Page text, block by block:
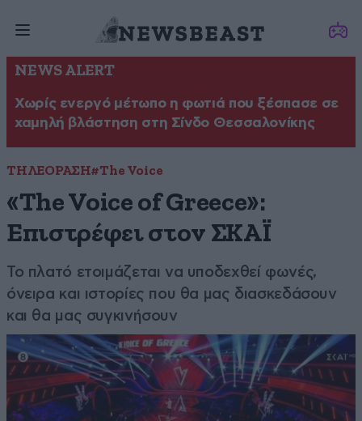
NEWS ALERT
Χωρίς ενεργό μέτωπο η φωτιά που ξέσπασε σε
χαμηλή βλάστηση στη Σίνδο Θεσσαλονίκης
ΤΗΛΕΟΡΑΣΗ#The Voice
«The Voice of Greece»:
Επιστρέφει στον ΣΚΑΪ
Το πλατό ετοιμάζεται να υποδεχθεί φωνές,
όνειρα και ιστορίες που θα μας διασκεδάσουν
και θα μας συγκινήσουν